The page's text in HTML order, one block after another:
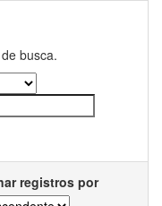
busca.
registros por